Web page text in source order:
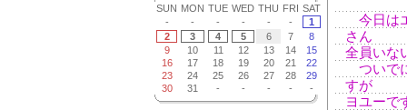
SUN MON TUE WED THU FRI SAT
-
- - - - -
1
2
3 4 5 6 7
8
9
10 11 12 13 14
15
16
17 18 19 20 21
22
23
24 25 26 27 28
29
30
31 - - - - -
今日は
さん
全員いな
ついで
すが
ヨユーで